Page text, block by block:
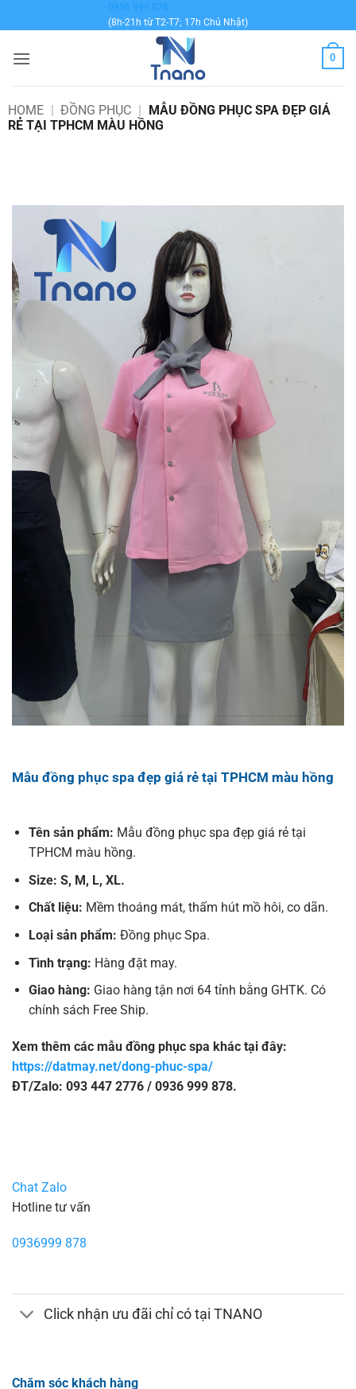
qua
dung
0936 999 878
(8h-21h từ T2-T7; 17h Chủ Nhật)
0
HOME | ĐỒNG PHỤC | MẪU ĐỒNG PHỤC SPA ĐẸP GIÁ
RẺ TẠI TPHCM MÀU HỒNG
Mẫu đồng phục spa đẹp giá rẻ tại TPHCM màu hồng
Tên sản phẩm: Mẫu đồng phục spa đẹp giá rẻ tại
TPHCM màu hồng.
Size: S, M, L, XL.
Chất liệu: Mềm thoáng mát, thấm hút mồ hôi, co dãn.
Loại sản phẩm: Đồng phục Spa.
Tình trạng: Hàng đặt may.
Giao hàng: Giao hàng tận nơi 64 tỉnh bằng GHTK. Có
chính sách Free Ship.
Xem thêm các mẫu đồng phục spa khác tại đây:
https://datmay.net/dong-phuc-spa/
ĐT/Zalo: 093 447 2776 / 0936 999 878.
Chat Zalo
Hotline tư vấn
0936999 878
Click nhận ưu đãi chỉ có tại TNANO
Chăm sóc khách hàng